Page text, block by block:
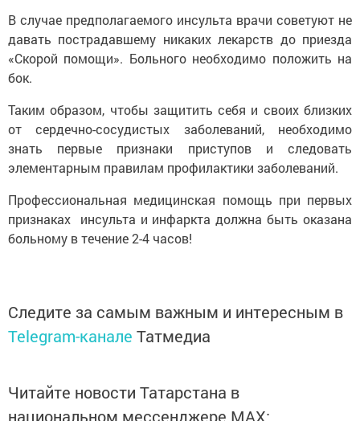
В случае предполагаемого инсульта врачи советуют не
давать пострадавшему никаких лекарств до приезда
«Скорой помощи». Больного необходимо положить на
бок.
Таким образом, чтобы защитить себя и своих близких
от сердечно-сосудистых заболеваний, необходимо
знать первые признаки приступов и следовать
элементарным правилам профилактики заболеваний.
Профессиональная медицинская помощь при первых
признаках инсульта и инфаркта должна быть оказана
больному в течение 2-4 часов!
Следите за самым важным и интересным в
Telegram-канале Татмедиа
Читайте новости Татарстана в
национальном мессенджере MАХ: